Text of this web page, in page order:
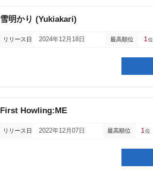
雪明かり (Yukiakari)
リリース日 2024年12月18日 最高順位 1 位
First Howling:ME
リリース日 2022年12月07日 最高順位 1 位